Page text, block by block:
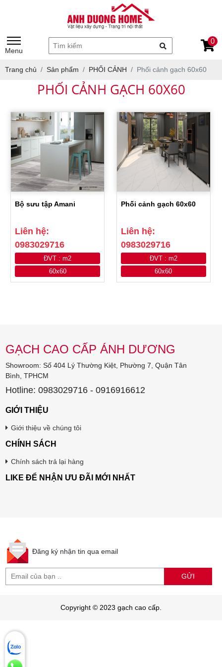
Menu
0
Trang chủ Sản phẩm PHỐI CẢNH Phối cảnh gạch 60x60
PHỐI CẢNH GẠCH 60X60
Bộ sưu tập Amani
Liên hệ:
0983029716
ĐVT : m2
60x60
Phối cảnh gạch 60x60
Liên hệ:
0983029716
ĐVT : m2
60x60
GẠCH CAO CẤP ÁNH DƯƠNG
Showroom: Số 404 Lý Thường Kiệt, Phường 7, Quận Tân
Bình, TPHCM
Hotline: 0983029716 - 0916916612
GIỚI THIỆU
Giới thiệu về chúng tôi
CHÍNH SÁCH
Chính sách trả lại hàng
LIKE ĐỂ NHẬN ƯU ĐÃI MỚI NHẤT
Đăng ký nhận tin qua email
GỬI
Copyright © 2023 gạch cao cấp.